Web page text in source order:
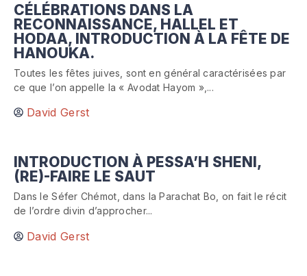
CÉLÉBRATIONS DANS LA
RECONNAISSANCE, HALLEL ET
HODAA, INTRODUCTION À LA FÊTE DE
HANOUKA.
Toutes les fêtes juives, sont en général caractérisées par
ce que l’on appelle la « Avodat Hayom »,...
David Gerst
INTRODUCTION À PESSA’H SHENI,
(RE)-FAIRE LE SAUT
Dans le Séfer Chémot, dans la Parachat Bo, on fait le récit
de l’ordre divin d’approcher...
David Gerst